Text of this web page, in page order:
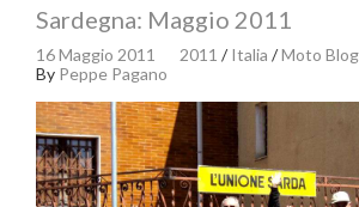
Sardegna: Maggio 2011
16 Maggio 2011 2011 /Italia /Moto Blog
By Peppe Pagano